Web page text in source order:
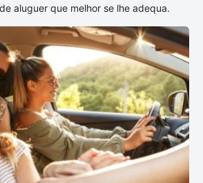
aluguer que melhor se lhe adequa.